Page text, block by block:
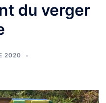
du verger
2020